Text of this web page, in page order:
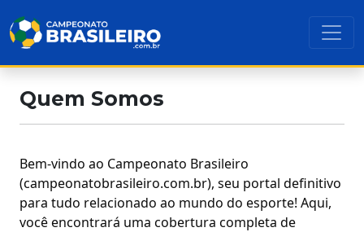
Quem Somos
Bem-vindo ao Campeonato Brasileiro
(campeonatobrasileiro.com.br), seu portal definitivo
para tudo relacionado ao mundo do esporte! Aqui,
você encontrará uma cobertura completa de